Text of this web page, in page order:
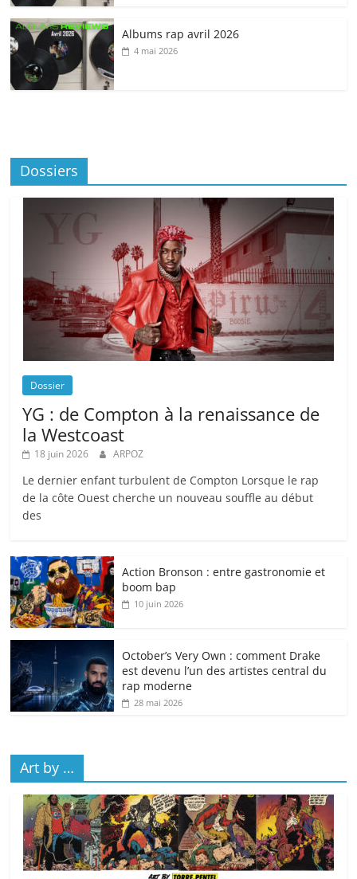
Albums rap avril 2026
4 mai 2026
Dossiers
Dossier
YG : de Compton à la renaissance de
la Westcoast
18 juin 2026 ARPOZ
Le dernier enfant turbulent de Compton Lorsque le rap
de la côte Ouest cherche un nouveau souffle au début
des
Action Bronson : entre gastronomie et
boom bap
10 juin 2026
October’s Very Own : comment Drake
est devenu l’un des artistes central du
rap moderne
28 mai 2026
Art by …